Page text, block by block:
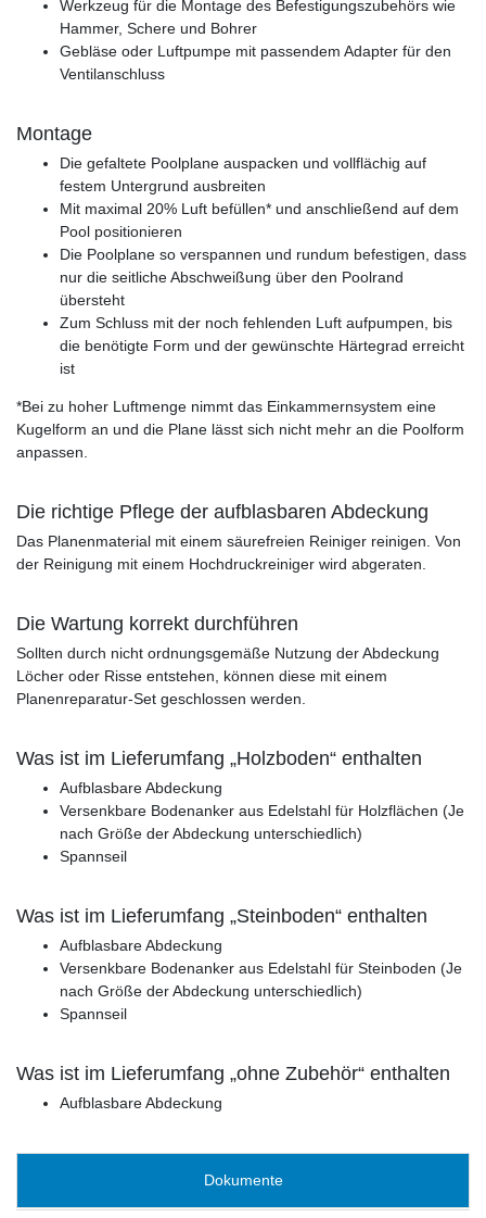
Werkzeug für die Montage des Befestigungszubehörs wie
Hammer, Schere und Bohrer
Gebläse oder Luftpumpe mit passendem Adapter für den
Ventilanschluss
Montage
Die gefaltete Poolplane auspacken und vollflächig auf
festem Untergrund ausbreiten
Mit maximal 20% Luft befüllen* und anschließend auf dem
Pool positionieren
Die Poolplane so verspannen und rundum befestigen, dass
nur die seitliche Abschweißung über den Poolrand
übersteht
Zum Schluss mit der noch fehlenden Luft aufpumpen, bis
die benötigte Form und der gewünschte Härtegrad erreicht
ist
*Bei zu hoher Luftmenge nimmt das Einkammernsystem eine
Kugelform an und die Plane lässt sich nicht mehr an die Poolform
anpassen.
Die richtige Pflege der aufblasbaren Abdeckung
Das Planenmaterial mit einem säurefreien Reiniger reinigen. Von
der Reinigung mit einem Hochdruckreiniger wird abgeraten.
Die Wartung korrekt durchführen
Sollten durch nicht ordnungsgemäße Nutzung der Abdeckung
Löcher oder Risse entstehen, können diese mit einem
Planenreparatur-Set geschlossen werden.
Was ist im Lieferumfang „Holzboden“ enthalten
Aufblasbare Abdeckung
Versenkbare Bodenanker aus Edelstahl für Holzflächen (Je
nach Größe der Abdeckung unterschiedlich)
Spannseil
Was ist im Lieferumfang „Steinboden“ enthalten
Aufblasbare Abdeckung
Versenkbare Bodenanker aus Edelstahl für Steinboden (Je
nach Größe der Abdeckung unterschiedlich)
Spannseil
Was ist im Lieferumfang „ohne Zubehör“ enthalten
Aufblasbare Abdeckung
Dokumente